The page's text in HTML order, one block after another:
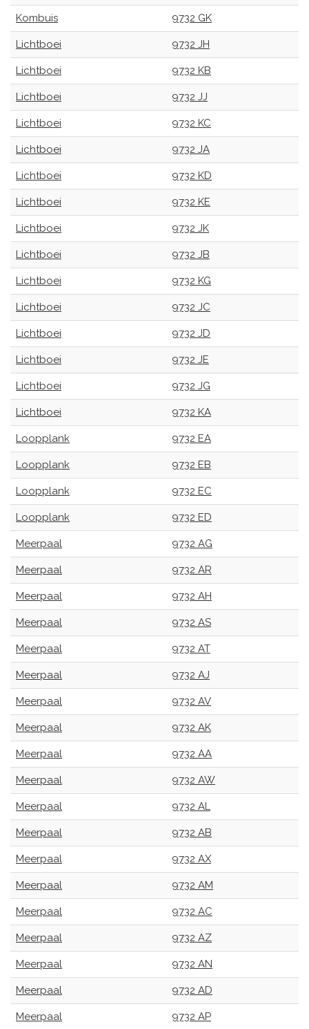
Kombuis 9732 GK
Lichtboei 9732 JH
Lichtboei 9732 KB
Lichtboei 9732 JJ
Lichtboei 9732 KC
Lichtboei 9732 JA
Lichtboei 9732 KD
Lichtboei 9732 KE
Lichtboei 9732 JK
Lichtboei 9732 JB
Lichtboei 9732 KG
Lichtboei 9732 JC
Lichtboei 9732 JD
Lichtboei 9732 JE
Lichtboei 9732 JG
Lichtboei 9732 KA
Loopplank 9732 EA
Loopplank 9732 EB
Loopplank 9732 EC
Loopplank 9732 ED
Meerpaal 9732 AG
Meerpaal 9732 AR
Meerpaal 9732 AH
Meerpaal 9732 AS
Meerpaal 9732 AT
Meerpaal 9732 AJ
Meerpaal 9732 AV
Meerpaal 9732 AK
Meerpaal 9732 AA
Meerpaal 9732 AW
Meerpaal 9732 AL
Meerpaal 9732 AB
Meerpaal 9732 AX
Meerpaal 9732 AM
Meerpaal 9732 AC
Meerpaal 9732 AZ
Meerpaal 9732 AN
Meerpaal 9732 AD
Meerpaal 9732 AP